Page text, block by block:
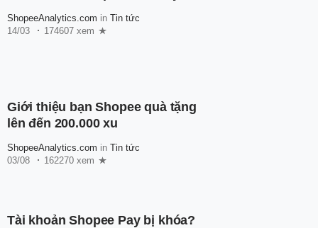
ShopeeAnalytics.com in Tin tức
14/03
174607 xem
Giới thiệu bạn Shopee quà tặng
lên đến 200.000 xu
ShopeeAnalytics.com in Tin tức
03/08
162270 xem
Tài khoản Shopee Pay bị khóa?